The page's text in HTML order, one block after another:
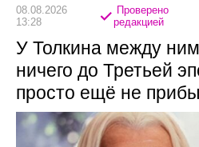
08.08.2026
13:28
Проверено
редакцией
У Толкина между
ничего до Третьей
просто ещё не